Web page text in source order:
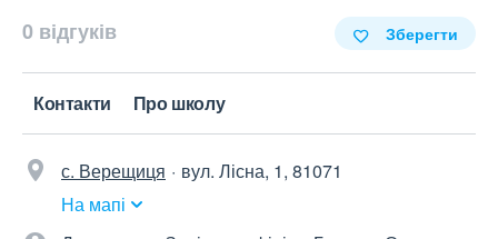
0 відгуків Зберегти
Контакти Про школу
с. Верещиця
вул. Лісна, 1, 81071
На мапі